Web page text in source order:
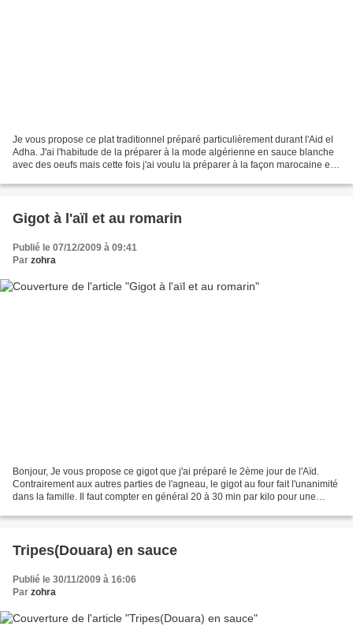
Je vous propose ce plat traditionnel préparé particulièrement durant l'Aid el
Adha. J'ai l'habitude de la préparer à la mode algérienne en sauce blanche
avec des oeufs mais cette fois j'ai voulu la préparer à la façon marocaine et
Gigot à l'aïl et au romarin
Publié le 07/12/2009 à 09:41
Par zohra
Bonjour, Je vous propose ce gigot que j'ai préparé le 2ème jour de l'Aïd.
Contrairement aux autres parties de l'agneau, le gigot au four fait l'unanimité
dans la famille. Il faut compter en général 20 à 30 min par kilo pour une
Tripes(Douara) en sauce
Publié le 30/11/2009 à 16:06
Par zohra